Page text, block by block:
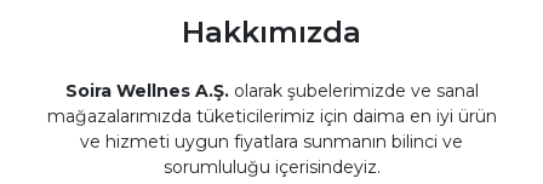
Hakkımızda
Soira Wellnes A.Ş.olarak şubelerimizde ve sanal
mağazalarımızda tüketicilerimiz için daima en iyi ürün
ve hizmeti uygun fiyatlara sunmanın bilinci ve
sorumluluğu içerisindeyiz.